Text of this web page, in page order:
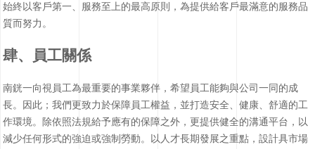
始終以客戶第一、服務至上的最高原則，為提供給客戶最滿意的服務品
質而努力。
肆、員工關係
南銧一向視員工為最重要的事業夥伴，希望員工能夠與公司一同的成
長。因此；我們更致力於保障員工權益，並打造安全、健康、舒適的工
作環境。除依照法規給予應有的保障之外，更提供健全的溝通平台，以
減少任何形式的強迫或強制勞動。以人才長期發展之重點，設計具市場